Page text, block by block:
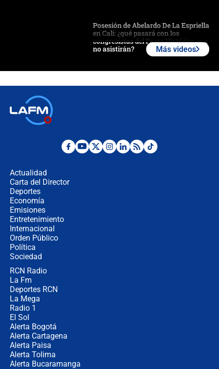
Posesión de Abelardo De La Espriella
en Cali: ¿qué pasará con los
congresistas del Pacto Histórico que
no asistirán?
¿Por qué De la Espriella gobernará
Más videos
Actualidad
Carta del Director
Deportes
Economía
Emisiones
Entretenimiento
Internacional
Orden Público
Política
Sociedad
RCN Radio
La Fm
Deportes RCN
La Mega
Radio 1
El Sol
Alerta Bogotá
Alerta Cartagena
Alerta Paisa
Alerta Tolima
Alerta Bucaramanga